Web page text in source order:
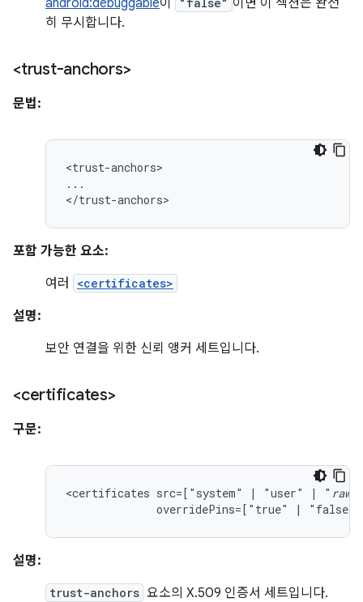
android:debuggable이
이면 이 섹션은 완전
히 무시합니다.
<trust-anchors>
문법:
<trust-anchors>
...
</trust-anchors>
포함 가능한 요소:
여러
<certificates>
설명:
보안 연결을 위한 신뢰 앵커 세트입니다.
<certificates>
구문:
<certificates src=["system" | "user" | " raw
overridePins=["true"
| "false"]
설명:
trust-anchors 요소의 X.509 인증서 세트입니다.